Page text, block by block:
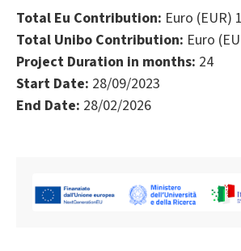
Total Eu Contribution: Euro (EUR)
Total Unibo Contribution: Euro
Project Duration in months: 24
Start Date: 28/09/2023
End Date: 28/02/2026